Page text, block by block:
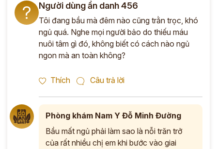
? Người dùng ẩn danh 456
Tôi đang bầu mà đêm nào cũng trằn trọc, khó
ngủ quá. Nghe mọi người bảo do thiếu máu
nuôi tâm gì đó, không biết có cách nào ngủ
ngon mà an toàn không?
Thích Câu trả lời
Phòng khám Nam Y Đỗ Minh Đường
Bầu mất ngủ phải làm sao là nỗi trăn trở
của rất nhiều chị em khi bước vào giai